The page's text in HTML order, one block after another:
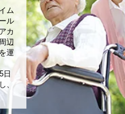
ム
ル
カ
辺
運
日
、